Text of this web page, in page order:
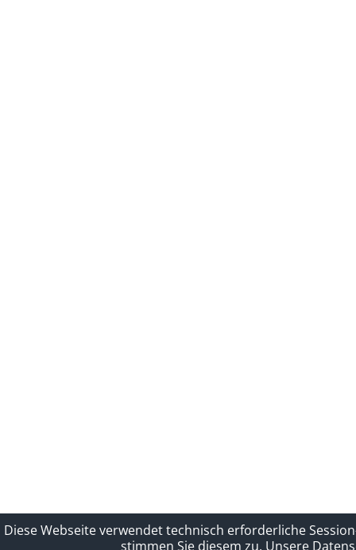
Diese Webseite verwendet technisch erforderliche
stimmen Sie diesem zu. Unsere